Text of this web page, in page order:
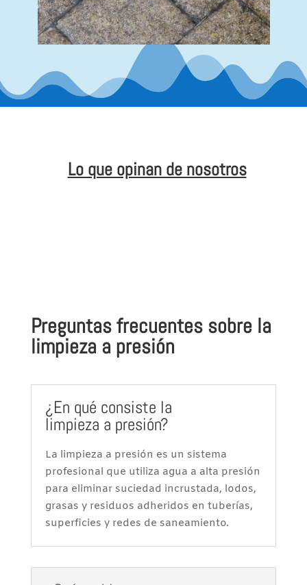
Lo que opinan de nosotros
Preguntas frecuentes sobre la
limpieza a presión
¿En qué consiste la
limpieza a presión?
La limpieza a presión es un sistema
profesional que utiliza agua a alta presión
para eliminar suciedad incrustada, lodos,
grasas y residuos adheridos en tuberías,
superficies y redes de saneamiento.